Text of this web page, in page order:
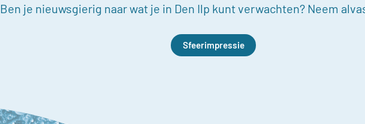
Ben je nieuwsgierig naar wat je in Den Ilp kunt verwachten? Neem
Sfeerimpressie